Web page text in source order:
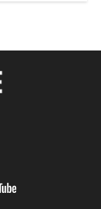
youtube-